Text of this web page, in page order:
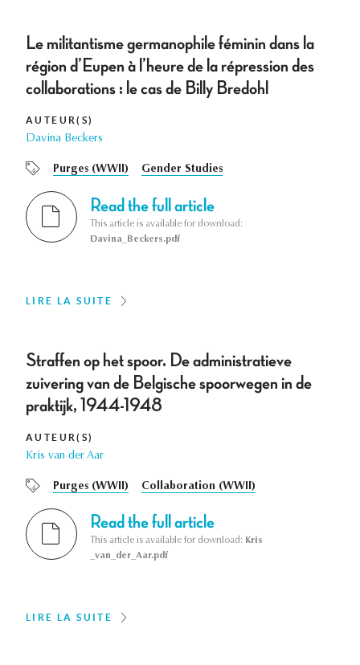
Le militantisme germanophile féminin dans la
région d’Eupen à l’heure de la répression des
collaborations : le cas de Billy Bredohl
AUTEUR(S)
Davina Beckers
Purges (WWII) Gender Studies
Read the full article
This article is available for download:
Davina_Beckers.pdf
LIRE LA SUITE
Straffen op het spoor. De administratieve
zuivering van de Belgische spoorwegen in de
praktijk, 1944-1948
AUTEUR(S)
Kris van der Aar
Purges (WWII) Collaboration (WWII)
Read the full article
This article is available for download: Kris
_van_der_Aar.pdf
LIRE LA SUITE